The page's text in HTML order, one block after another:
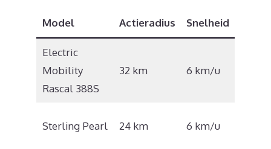
Model Actieradius Snelheid
Electric
Mobility
Rascal 388S
32 km 6 km/u
Sterling Pearl 24 km 6 km/u